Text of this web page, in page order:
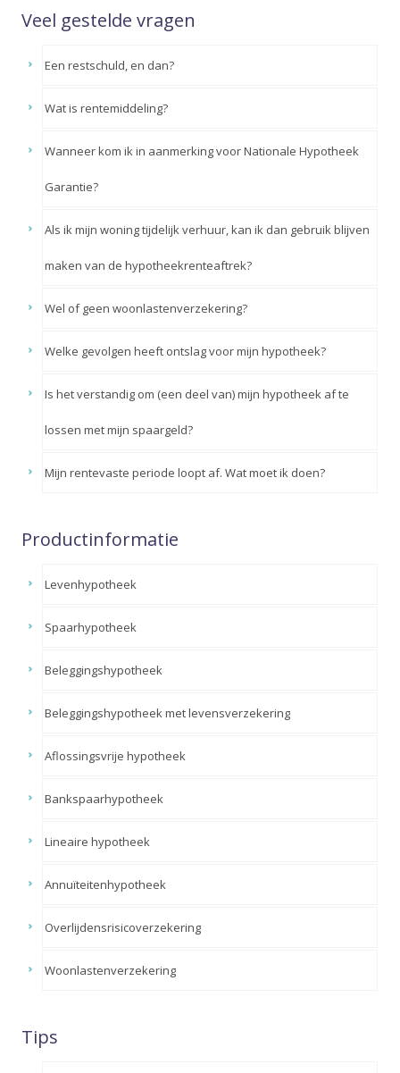
Veel gestelde vragen
Een restschuld, en dan?
Wat is rentemiddeling?
Wanneer kom ik in aanmerking voor Nationale Hypotheek
Garantie?
Als ik mijn woning tijdelijk verhuur, kan ik dan gebruik blijven
maken van de hypotheekrenteaftrek?
Wel of geen woonlastenverzekering?
Welke gevolgen heeft ontslag voor mijn hypotheek?
Is het verstandig om (een deel van) mijn hypotheek af te
lossen met mijn spaargeld?
Mijn rentevaste periode loopt af. Wat moet ik doen?
Productinformatie
Levenhypotheek
Spaarhypotheek
Beleggingshypotheek
Beleggingshypotheek met levensverzekering
Aflossingsvrije hypotheek
Bankspaarhypotheek
Lineaire hypotheek
Annuïteitenhypotheek
Overlijdensrisicoverzekering
Woonlastenverzekering
Tips